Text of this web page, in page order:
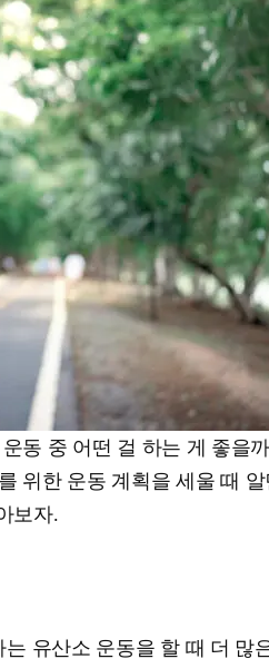
동 중 어떤 걸 하는 게 좋을
위한 운동 계획을 세울 때
보자.
유산소 운동을 할 때 더 많